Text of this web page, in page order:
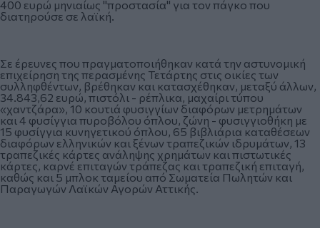
400 ευρώ μηνιαίως "προστασία" για τον πάγκο που
διατηρούσε σε λαϊκή.
Σε έρευνες που πραγματοποιήθηκαν κατά την αστυνομική
επιχείρηση της περασμένης Τετάρτης στις οικίες των
συλληφθέντων, βρέθηκαν και κατασχέθηκαν, μεταξύ άλλων,
34.843,62 ευρώ, πιστόλι - ρέπλικα, μαχαίρι τύπου
«χαντζάρα», 10 κουτιά φυσιγγίων διαφόρων μετρημάτων
και 4 φυσίγγια πυροβόλου όπλου, ζώνη - φυσιγγιοθήκη με
15 φυσίγγια κυνηγετικού όπλου, 65 βιβλιάρια καταθέσεων
διαφόρων ελληνικών και ξένων τραπεζικών ιδρυμάτων, 13
τραπεζικές κάρτες ανάληψης χρημάτων και πιστωτικές
κάρτες, καρνέ επιταγών τράπεζας και τραπεζική επιταγή,
καθώς και 5 μπλοκ ταμείου από Σωματεία Πωλητών και
Παραγωγών Λαϊκών Αγορών Αττικής.